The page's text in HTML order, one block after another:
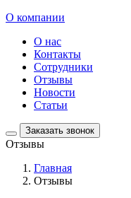
О компании
О нас
Контакты
Сотрудники
Отзывы
Новости
Статьи
Заказать звонок
Отзывы
Главная
Отзывы